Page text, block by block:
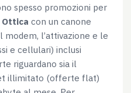
spesso promozioni per
Ottica con un canone
modem, l’attivazione e le
e cellulari) inclusi
riguardano sia il
illimitato (offerte flat)